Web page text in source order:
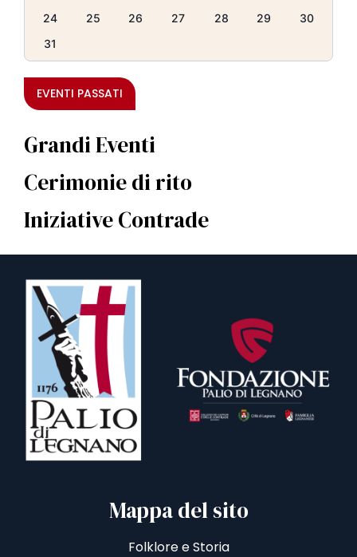
24
25 26 27 28 29
30
31
EVENTI PASSATI
Grandi Eventi
Cerimonie di rito
Iniziative Contrade
Mappa del sito
Folklore e Storia